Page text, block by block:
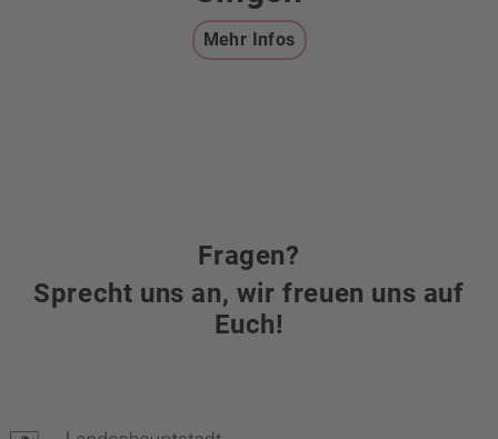
Mehr Infos
Fragen?
Sprecht uns an, wir freuen uns auf
Euch!